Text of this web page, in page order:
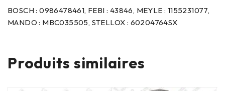
BOSCH : 0986478461, FEBI : 43846, MEYLE : 1155231077,
MANDO : MBC035505, STELLOX : 60204764SX
Produits similaires